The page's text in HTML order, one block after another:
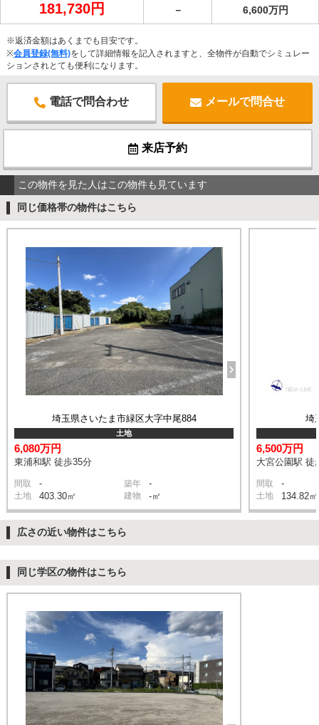
181,730円 － 6,600万円
※返済金額はあくまでも目安です。
※会員登録(無料)をして詳細情報を記入されますと、全物件が自動でシミュレー
ションされとても便利になります。
電話で問合わせ メールで問合せ
来店予約
この物件を見た人はこの物件も見ています
同じ価格帯の物件はこちら
埼玉県さいたま市緑区大字中尾884
土地
6,080万円
東浦和駅 徒歩35分
間取 - 築年 -
土地 403.30㎡ 建物 -㎡
埼
6,500万円
大宮公園駅 徒
間取 -
土地 134.82㎡
広さの近い物件はこちら
同じ学区の物件はこちら